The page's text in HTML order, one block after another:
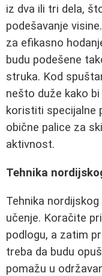
iz dva ili tri dela,
podešavanje
za efikasno
budu podešene
struka. Kod
nešto duže kako
koristiti specijalne
obične palice za
aktivnost.
Tehnika
Tehnika
učenje. Koračite
podlogu, a zatim
treba da budu
pomažu u